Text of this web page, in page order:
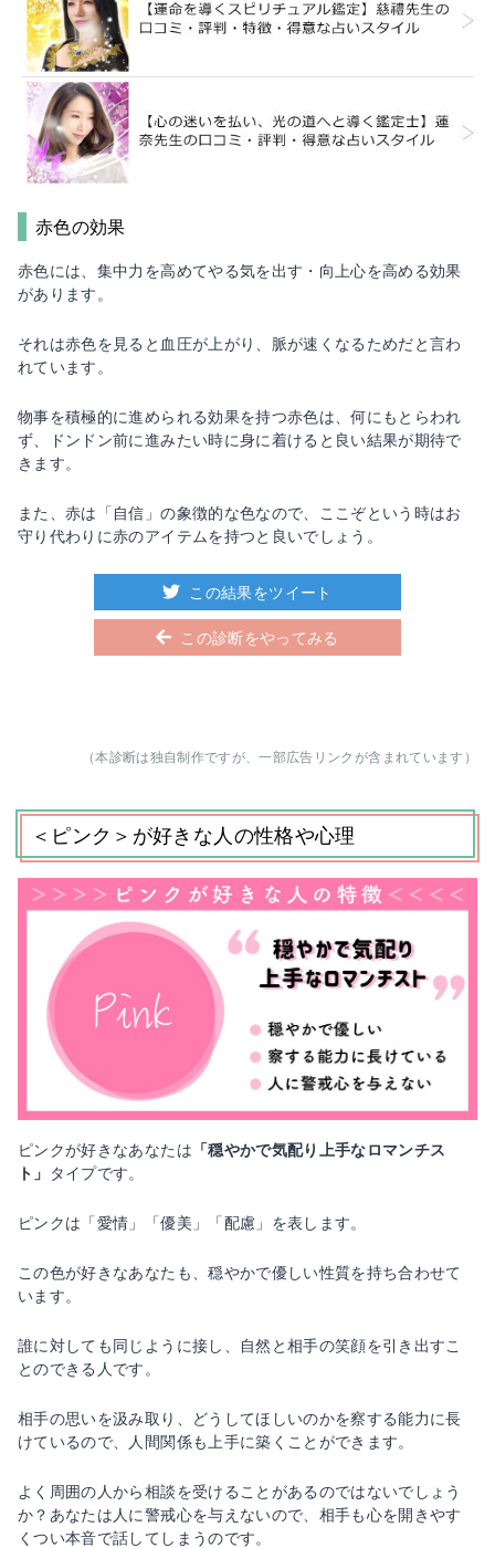
赤色の効果
赤色には、集中力を高めてやる気を出す・向上心を高める効果
があります。
それは赤色を見ると血圧が上がり、脈が速くなるためだと言わ
れています。
物事を積極的に進められる効果を持つ赤色は、何にもとらわれ
ず、ドンドン前に進みたい時に身に着けると良い結果が期待で
きます。
また、赤は「自信」の象徴的な色なので、ここぞという時はお
守り代わりに赤のアイテムを持つと良いでしょう。
この結果をツイート
この診断をやってみる
（本診断は独自制作ですが、一部広告リンクが含まれています）
＜ピンク＞が好きな人の性格や心理
ピンクが好きなあなたは 「穏やかで気配り上手なロマンチス
ト」 タイプです。
ピンクは「愛情」「優美」「配慮」を表します。
この色が好きなあなたも、穏やかで優しい性質を持ち合わせて
います。
誰に対しても同じように接し、自然と相手の笑顔を引き出すこ
とのできる人です。
相手の思いを汲み取り、どうしてほしいのかを察する能力に長
けているので、人間関係も上手に築くことができます。
よく周囲の人から相談を受けることがあるのではないでしょう
か？あなたは人に警戒心を与えないので、相手も心を開きやす
くつい本音で話してしまうのです。